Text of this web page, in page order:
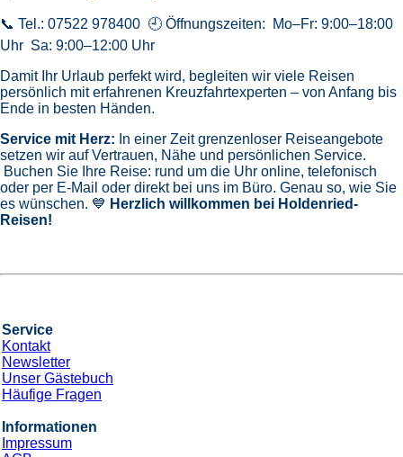
📞 Tel.: 07522 978400 🕘 Öffnungszeiten: Mo–Fr: 9:00–18:00
Uhr Sa: 9:00–12:00 Uhr
Damit Ihr Urlaub perfekt wird, begleiten wir viele Reisen
persönlich mit erfahrenen Kreuzfahrtexperten – von Anfang bis
Ende in besten Händen.
Service mit Herz: In einer Zeit grenzenloser Reiseangebote
setzen wir auf Vertrauen, Nähe und persönlichen Service.
Buchen Sie Ihre Reise: rund um die Uhr online, telefonisch
oder per E-Mail oder direkt bei uns im Büro. Genau so, wie Sie
es wünschen. 💙 Herzlich willkommen bei Holdenried-
Reisen!
Service
Kontakt
Newsletter
Unser Gästebuch
Häufige Fragen
Informationen
Impressum